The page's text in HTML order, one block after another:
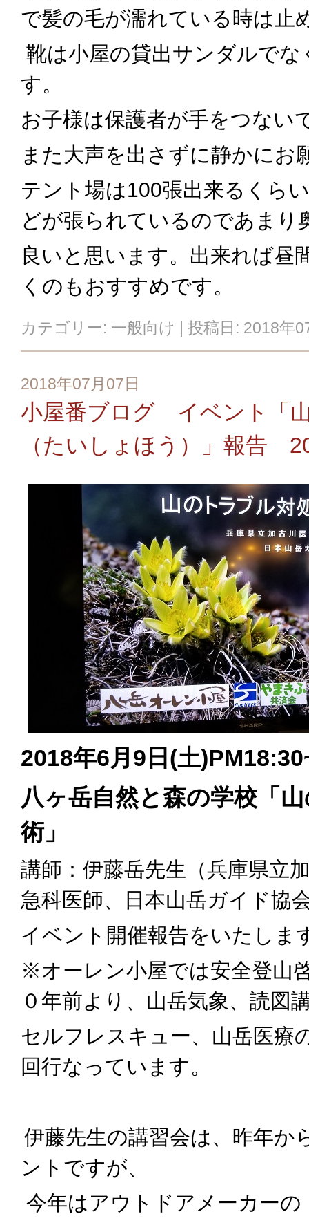
で髪の毛が濡れている時は止
靴は小屋の貸出サンダルで
す。
お子様は保護者が手をつない
また大声を出さずに静かにお
テント場は100張出来るくら
どが張られているのであまり
良いと思います。出来れば昼
くのもおすすめです。
カテゴリー: 一般向け | 投稿日: 2018年
2018年07月07日
小屋番ブログ イベント「
（たいしょほう）」報告
2018年6月9日(土
八ヶ岳自然と森の学校「
術」
講師：伊藤岳先生（兵庫県立
急科医師、日本山岳ガイド協
イベント開催報告をいたしま
※オーレン小屋では安全登山
０年前より、山岳気象、読図
セルフレスキュー、山岳医療
回行なっています。
伊藤先生の講習会は、 昨年か
ントですが、
今年はアウトドアメーカーの